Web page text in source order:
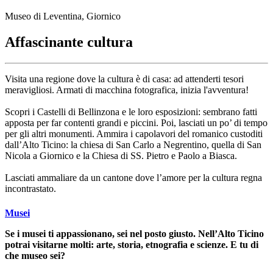
Museo di Leventina, Giornico
Affascinante cultura
Visita una regione dove la cultura è di casa: ad attenderti tesori
meravigliosi. Armati di macchina fotografica, inizia l'avventura!
Scopri i Castelli di Bellinzona e le loro esposizioni: sembrano fatti
apposta per far contenti grandi e piccini. Poi, lasciati un po’ di tempo
per gli altri monumenti. Ammira i capolavori del romanico custoditi
dall’Alto Ticino: la chiesa di San Carlo a Negrentino, quella di San
Nicola a Giornico e la Chiesa di SS. Pietro e Paolo a Biasca.
Lasciati ammaliare da un cantone dove l’amore per la cultura regna
incontrastato.
Musei
Se i musei ti appassionano, sei nel posto giusto. Nell’Alto Ticino
potrai visitarne molti: arte, storia, etnografia e scienze. E tu di
che museo sei?